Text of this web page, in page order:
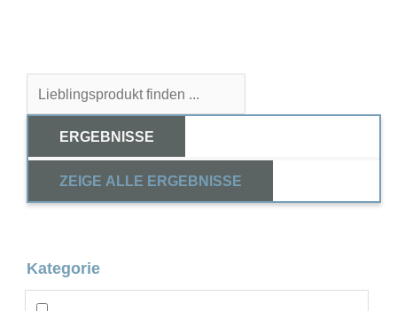
ERGEBNISSE
ZEIGE ALLE ERGEBNISSE
Kategorie